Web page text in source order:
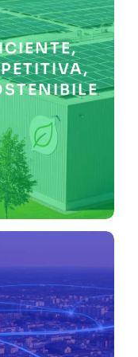
I
a
i costi
alla
SU
E